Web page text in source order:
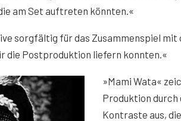
am Set auftreten könnten.«
sorgfältig für das Zusammenspiel
die Postproduktion liefern konnten.«
»Mami Wata«
Produktion
Kontraste aus,